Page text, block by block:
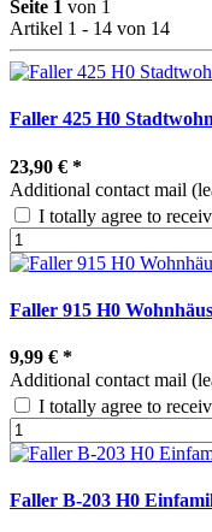
Seite 1 von 1
Artikel 1 - 14 von 14
Faller 425 H0
23,90 € *
Additional contact mail
I totally agree to
Faller 915 H0
9,99 € *
Additional contact mail
I totally agree to
Faller B-203 H0